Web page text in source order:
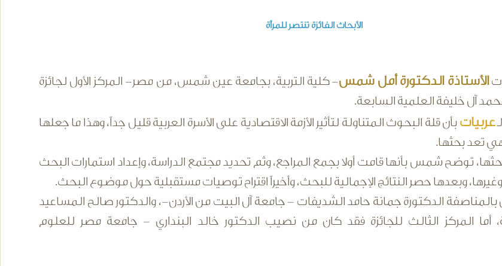
الأبحاث الفائزة تنتصر للمرأة
الأستاذة الدكتورة أمل شمس- كلية التربية، بجامعة عين شمس، من مصر- المركز الأول لجائزة
آل خليفة العلمية السابعة.
عربيات بأن قلة البحوث المتناولة لتأثير الأزمة الاقتصادية على الأسرة العربية قليل جداً، وهذا ما جعلها
تعد بحثها.
توضح شمس بأنها قامت أولا بجمع المراجع، وثم تحديد مجتمع الدراسة، وإعداد استمارات البحث
وبعدها حصر النتائج الإجمالية للبحث، وأخيراً اقتراح توصيات مستقبلية حول موضوع البحث.
بالمناصفة الدكتورة جمانة حامد الشديفات - جامعة آل البيت من الأردن-، والدكتور صالح المساعيد
أما المركز الثالث للجائزة فقد كان من نصيب الدكتور خالد البنداري - جامعة مصر للعلوم